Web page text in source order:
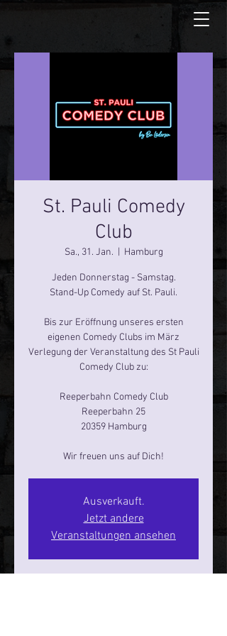
St. Pauli Comedy
Club
Sa., 31. Jan. Hamburg
Jeden Donnerstag - Samstag.
Stand-Up Comedy auf St. Pauli.
Bis zur Eröffnung unseres ersten
eigenen Comedy Clubs im März
Verlegung der Veranstaltung des St Pauli
Comedy Club zu:
Reeperbahn Comedy Club
Reeperbahn 25
20359 Hamburg
Ausverkauft.
Jetzt andere
Veranstaltungen ansehen